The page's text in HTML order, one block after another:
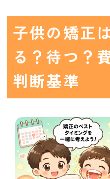
子供の矯正
る？待つ？
判断基準